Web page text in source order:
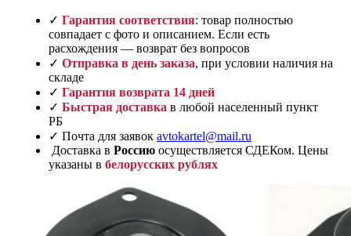
✓ Гарантия соответствия: товар полностью
совпадает с фото и описанием. Если есть
расхождения — возврат без вопросов
✓ Отправка в день заказа, при условии наличия на
складе
✓ Гарантия возврата 14 дней
✓ Быстрая доставка в любой населенный пункт
РБ
✓ Почта для заявок avtokartel@mail.ru
Доставка в Россию осуществляется СДЕКом. Цены
указаны в белорусских рублях